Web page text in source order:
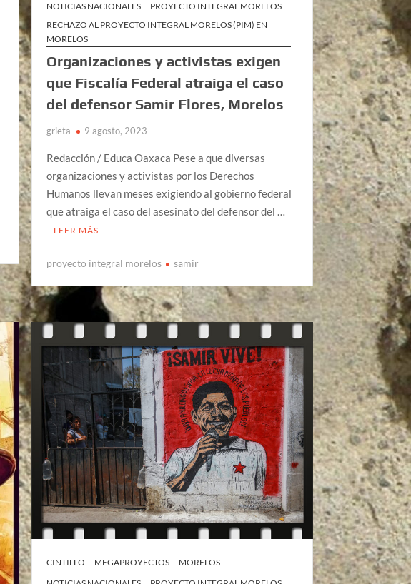
NOTICIAS NACIONALES
PROYECTO INTEGRAL MORELOS
RECHAZO AL PROYECTO INTEGRAL MORELOS (PIM) EN
MORELOS
Organizaciones y activistas exigen
que Fiscalía Federal atraiga el caso
del defensor Samir Flores, Morelos
grieta 9 agosto, 2023
Redacción / Educa Oaxaca Pese a que diversas
organizaciones y activistas por los Derechos
Humanos llevan meses exigiendo al gobierno federal
que atraiga el caso del asesinato del defensor del …
LEER MÁS
proyecto integral morelos samir
CINTILLO MEGAPROYECTOS
MORELOS